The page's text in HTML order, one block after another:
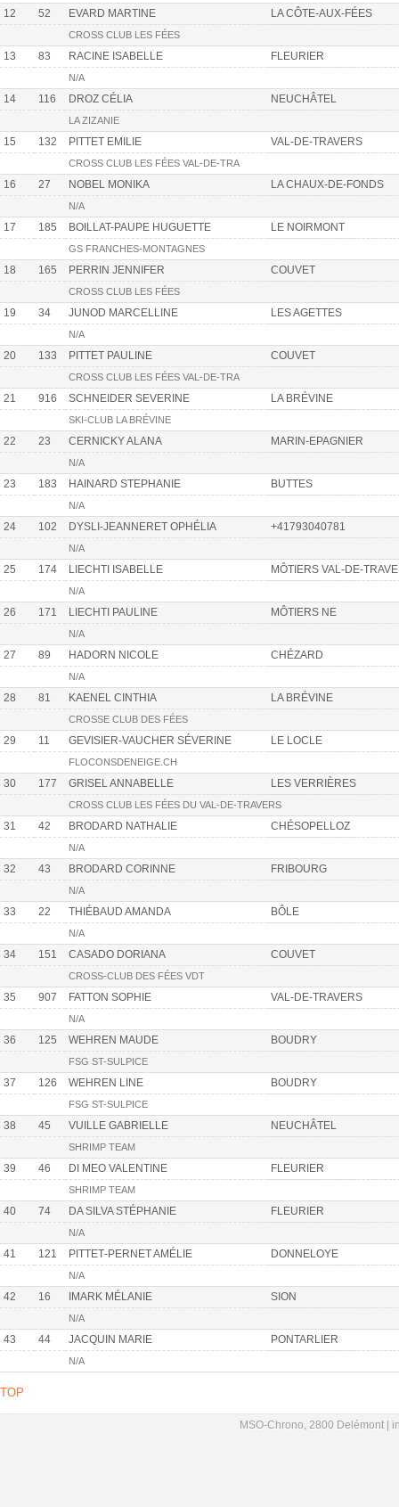
12 52 EVARD MARTINE LA CÔTE-AUX-FÉES
CROSS CLUB LES FÉES
13 83 RACINE ISABELLE FLEURIER
N/A
14 116 DROZ CÉLIA NEUCHÂTEL
LA ZIZANIE
15 132 PITTET EMILIE VAL-DE-TRAVERS
CROSS CLUB LES FÉES VAL-DE-TRA
16 27 NOBEL MONIKA LA CHAUX-DE-FONDS
N/A
17 185 BOILLAT-PAUPE HUGUETTE LE NOIRMONT
GS FRANCHES-MONTAGNES
18 165 PERRIN JENNIFER COUVET
CROSS CLUB LES FÉES
19 34 JUNOD MARCELLINE LES AGETTES
N/A
20 133 PITTET PAULINE COUVET
CROSS CLUB LES FÉES VAL-DE-TRA
21 916 SCHNEIDER SEVERINE LA BRÉVINE
SKI-CLUB LA BRÉVINE
22 23 CERNICKY ALANA MARIN-EPAGNIER
N/A
23 183 HAINARD STEPHANIE BUTTES
N/A
24 102 DYSLI-JEANNERET OPHÉLIA +41793040781
N/A
25 174 LIECHTI ISABELLE MÔTIERS VAL-DE-
N/A
26 171 LIECHTI PAULINE MÔTIERS NE
N/A
27 89 HADORN NICOLE CHÉZARD
N/A
28 81 KAENEL CINTHIA LA BRÉVINE
CROSSE CLUB DES FÉES
29 11 GEVISIER-VAUCHER SÉVERINE LE LOCLE
FLOCONSDENEIGE.CH
30 177 GRISEL ANNABELLE LES VERRIÈRES
CROSS CLUB LES FÉES DU VAL-DE-TRAVERS
31 42 BRODARD NATHALIE CHÉSOPELLOZ
N/A
32 43 BRODARD CORINNE FRIBOURG
N/A
33 22 THIÉBAUD AMANDA BÔLE
N/A
34 151 CASADO DORIANA COUVET
CROSS-CLUB DES FÉES VDT
35 907 FATTON SOPHIE VAL-DE-TRAVERS
N/A
36 125 WEHREN MAUDE BOUDRY
FSG ST-SULPICE
37 126 WEHREN LINE BOUDRY
FSG ST-SULPICE
38 45 VUILLE GABRIELLE NEUCHÂTEL
SHRIMP TEAM
39 46 DI MEO VALENTINE FLEURIER
SHRIMP TEAM
40 74 DA SILVA STÉPHANIE FLEURIER
N/A
41 121 PITTET‐PERNET AMÉLIE DONNELOYE
N/A
42 16 IMARK MÉLANIE SION
N/A
43 44 JACQUIN MARIE PONTARLIER
N/A
TOP
MSO-Chrono, 2800 Delémont |